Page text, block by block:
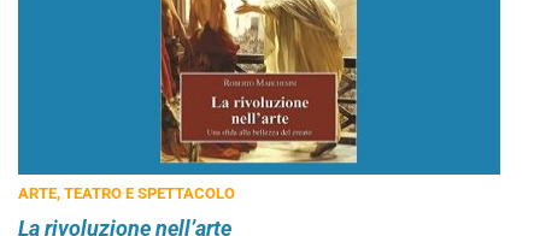
ARTE, TEATRO E SPETTACOLO
La rivoluzione nell’arte